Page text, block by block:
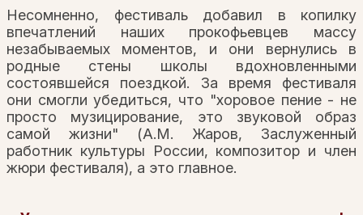
Несомненно, фестиваль добавил в копилку
впечатлений наших прокофьевцев массу
незабываемых моментов, и они вернулись в
родные стены школы вдохновленными
состоявшейся поездкой. За время фестиваля
они смогли убедиться, что "хоровое пение - не
просто музицирование, это звуковой образ
самой жизни" (А.М. Жаров, Заслуженный
работник культуры России, композитор и член
жюри фестиваля), а это главное.